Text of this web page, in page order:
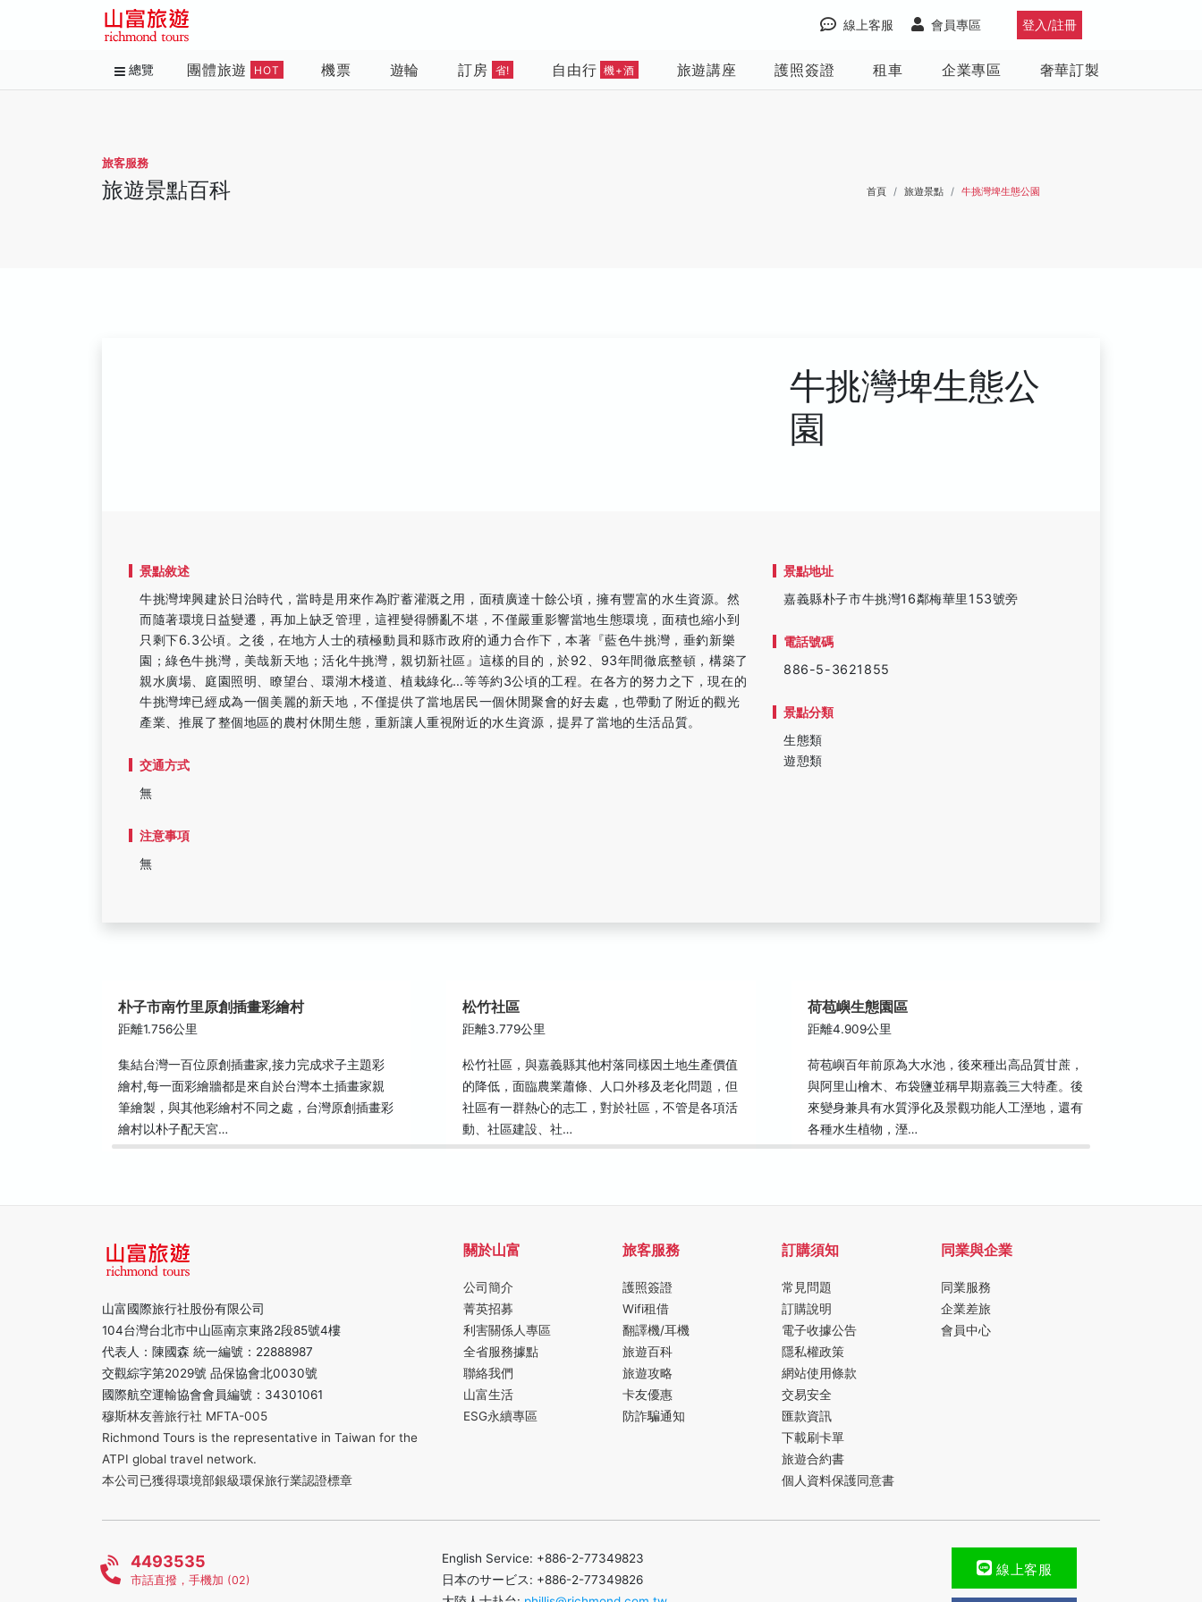
登入/註冊
會員專區
線上客服
總覽 團體旅遊 HOT 機票 遊輪 訂房 省! 自由行 機+酒 旅遊講座 護照簽證 租車 企業專區 奢華訂製
旅客服務
旅遊景點百科 首頁 旅遊景點 牛挑灣埤生態公園
牛挑灣埤生態公
園
景點敘述
牛挑灣埤興建於日治時代，當時是用來作為貯蓄灌溉之用，面積廣達十餘公頃，擁有豐富的水生資源。然
而隨著環境日益變遷，再加上缺乏管理，這裡變得髒亂不堪，不僅嚴重影響當地生態環境，面積也縮小到
只剩下6.3公頃。之後，在地方人士的積極動員和縣市政府的通力合作下，本著『藍色牛挑灣，垂釣新樂
園；綠色牛挑灣，美哉新天地；活化牛挑灣，親切新社區』這樣的目的，於92、93年間徹底整頓，構築了
親水廣場、庭園照明、瞭望台、環湖木棧道、植栽綠化…等等約3公頃的工程。在各方的努力之下，現在的
牛挑灣埤已經成為一個美麗的新天地，不僅提供了當地居民一個休閒聚會的好去處，也帶動了附近的觀光
產業、推展了整個地區的農村休閒生態，重新讓人重視附近的水生資源，提昇了當地的生活品質。
交通方式
無
注意事項
無
景點地址
嘉義縣朴子市牛挑灣16鄰梅華里153號旁
電話號碼
886-5-3621855
景點分類
生態類
遊憩類
朴子市南竹里原創插畫彩繪村
距離1.756公里
集結台灣一百位原創插畫家,接力完成求子主題彩
繪村,每一面彩繪牆都是來自於台灣本土插畫家親
筆繪製，與其他彩繪村不同之處，台灣原創插畫彩
繪村以朴子配天宮…
松竹社區
距離3.779公里
松竹社區，與嘉義縣其他村落同樣因土地生產價值
的降低，面臨農業蕭條、人口外移及老化問題，但
社區有一群熱心的志工，對於社區，不管是各項活
動、社區建設、社…
荷苞嶼生態園區
距離4.909公里
荷苞嶼百年前原為大水池，後來種出高品質甘蔗，
與阿里山檜木、布袋鹽並稱早期嘉義三大特產。後
來變身兼具有水質淨化及景觀功能人工溼地，還有
各種水生植物，溼…
山富國際旅行社股份有限公司
104台灣台北市中山區南京東路2段85號4樓
代表人：陳國森 統一編號：22888987
交觀綜字第2029號 品保協會北0030號
國際航空運輸協會會員編號：34301061
穆斯林友善旅行社 MFTA-005
Richmond Tours is the representative in Taiwan for the
ATPI global travel network.
本公司已獲得環境部銀級環保旅行業認證標章
關於山富
公司簡介
菁英招募
利害關係人專區
全省服務據點
聯絡我們
山富生活
ESG永續專區
旅客服務
護照簽證
Wifi租借
翻譯機/耳機
旅遊百科
旅遊攻略
卡友優惠
防詐騙通知
訂購須知
常見問題
訂購說明
電子收據公告
隱私權政策
網站使用條款
交易安全
匯款資訊
下載刷卡單
旅遊合約書
個人資料保護同意書
同業與企業
同業服務
企業差旅
會員中心
4493535
市話直撥，手機加 (02)
English Service: +886-2-77349823
日本のサービス: +886-2-77349826
線上客服